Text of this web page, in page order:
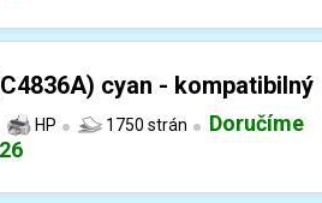
cyan - kompatibilný
HP 1750 strán
Doručíme